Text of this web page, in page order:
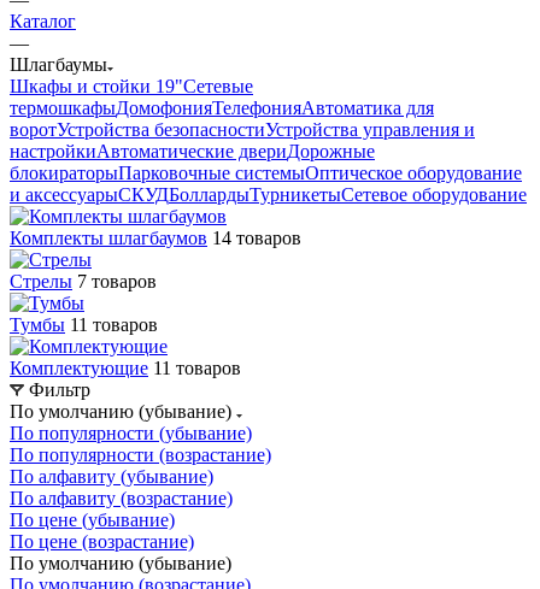
Каталог
—
Шлагбаумы
Шкафы и стойки 19"Сетевые
термошкафыДомофонияТелефонияАвтоматика для
воротУстройства безопасностиУстройства управления и
настройкиАвтоматические двериДорожные
блокираторыПарковочные системыОптическое оборудование
и аксессуарыСКУДБоллардыТурникетыСетевое оборудование
Комплекты шлагбаумов 14 товаров
Стрелы 7 товаров
Тумбы 11 товаров
Комплектующие 11 товаров
Фильтр
По умолчанию (убывание)
По популярности (убывание)
По популярности (возрастание)
По алфавиту (убывание)
По алфавиту (возрастание)
По цене (убывание)
По цене (возрастание)
По умолчанию (убывание)
По умолчанию (возрастание)